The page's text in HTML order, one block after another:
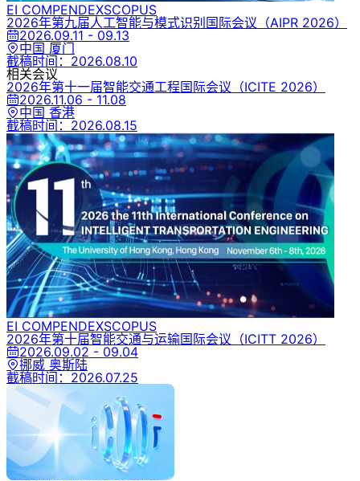
EI COMPENDEXSCOPUS
2026年第九届人工智能与模式识别国际会议 （AIPR 2026）
2026.09.11 - 09.13
中国 厦门
截稿时间： 2026.08.10
相关会议
2026年第十一届智能交通工程国际会议 （ICITE 2026）
2026.11.06 - 11.08
中国 香港
截稿时间： 2026.08.15
EI COMPENDEXSCOPUS
2026年第十届智能交通与运输国际会议 （ICITT 2026）
2026.09.02 - 09.04
挪威 奥斯陆
截稿时间： 2026.07.25